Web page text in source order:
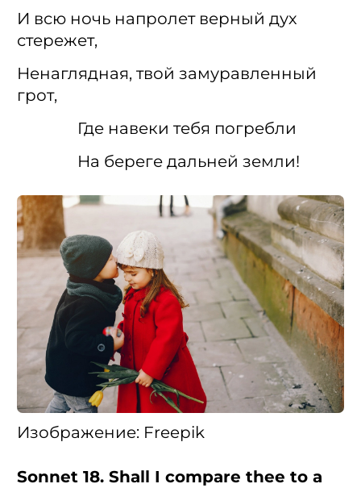
И всю ночь напролет верный дух
стережет,
Ненаглядная, твой замуравленный
грот,
Где навеки тебя погребли
На береге дальней земли!
Изображение: Freepik
Sonnet 18. Shall I compare thee to a